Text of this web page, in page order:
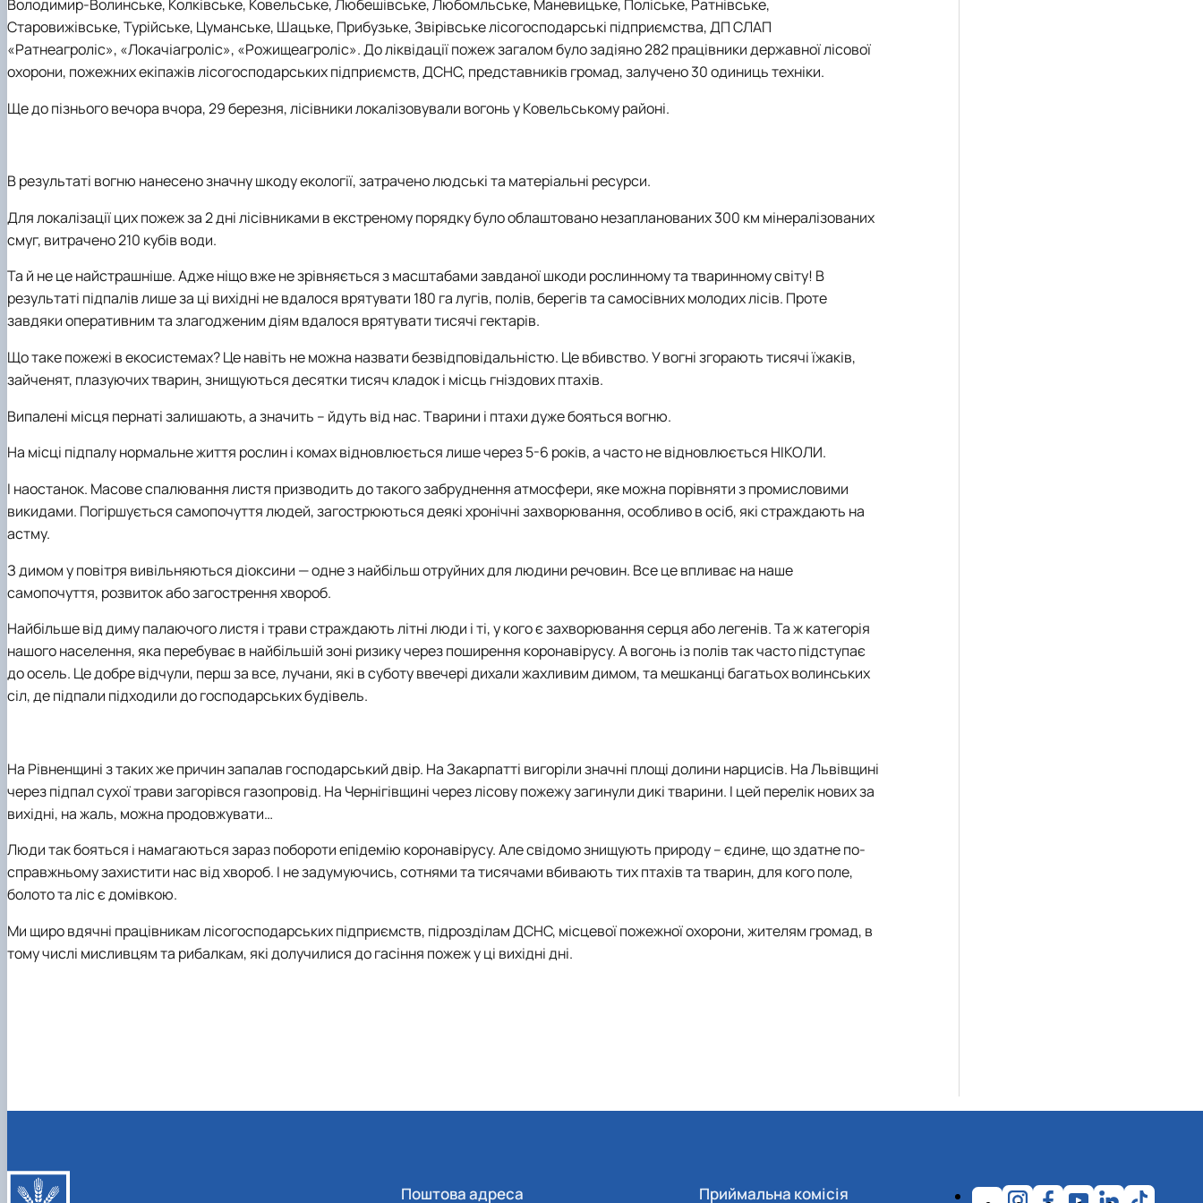
Володимир-Волинське, Колківське, Ковельське, Любешівське, Любомльське, Маневицьке, Поліське, Ратнівське,
Старовижівське, Турійське, Цуманське, Шацьке, Прибузьке, Звірівське лісогосподарські підприємства, ДП СЛАП
«Ратнеагроліс», «Локачіагроліс», «Рожищеагроліс». До ліквідації пожеж загалом було задіяно 282 працівники державної лісової
охорони, пожежних екіпажів лісогосподарських підприємств, ДСНС, представників громад, залучено 30 одиниць техніки.
Ще до пізнього вечора вчора, 29 березня, лісівники локалізовували вогонь у Ковельському районі.
В результаті вогню нанесено значну шкоду екології, затрачено людські та матеріальні ресурси.
Для локалізації цих пожеж за 2 дні лісівниками в екстреному порядку було облаштовано незапланованих 300 км мінералізованих
смуг, витрачено 210 кубів води.
Та й не це найстрашніше. Адже ніщо вже не зрівняється з масштабами завданої шкоди рослинному та тваринному світу! В
результаті підпалів лише за ці вихідні не вдалося врятувати 180 га лугів, полів, берегів та самосівних молодих лісів. Проте
завдяки оперативним та злагодженим діям вдалося врятувати тисячі гектарів.
Що таке пожежі в екосистемах? Це навіть не можна назвати безвідповідальністю. Це вбивство. У вогні згорають тисячі їжаків,
зайченят, плазуючих тварин, знищуються десятки тисяч кладок і місць гніздових птахів.
Випалені місця пернаті залишають, а значить – йдуть від нас. Тварини і птахи дуже бояться вогню.
На місці підпалу нормальне життя рослин і комах відновлюється лише через 5-6 років, а часто не відновлюється НІКОЛИ.
І наостанок. Масове спалювання листя призводить до такого забруднення атмосфери, яке можна порівняти з промисловими
викидами. Погіршується самопочуття людей, загострюються деякі хронічні захворювання, особливо в осіб, які страждають на
астму.
З димом у повітря вивільняються діоксини — одне з найбільш отруйних для людини речовин. Все це впливає на наше
самопочуття, розвиток або загострення хвороб.
Найбільше від диму палаючого листя і трави страждають літні люди і ті, у кого є захворювання серця або легенів. Та ж категорія
нашого населення, яка перебуває в найбільшій зоні ризику через поширення коронавірусу. А вогонь із полів так часто підступає
до осель. Це добре відчули, перш за все, лучани, які в суботу ввечері дихали жахливим димом, та мешканці багатьох волинських
сіл, де підпали підходили до господарських будівель.
На Рівненщині з таких же причин запалав господарський двір. На Закарпатті вигоріли значні площі долини нарцисів. На Львівщині
через підпал сухої трави загорівся газопровід. На Чернігівщині через лісову пожежу загинули дикі тварини. І цей перелік нових за
вихідні, на жаль, можна продовжувати…
Люди так бояться і намагаються зараз побороти епідемію коронавірусу. Але свідомо знищують природу – єдине, що здатне по-
справжньому захистити нас від хвороб. І не задумуючись, сотнями та тисячами вбивають тих птахів та тварин, для кого поле,
болото та ліс є домівкою.
Ми щиро вдячні працівникам лісогосподарських підприємств, підрозділам ДСНС, місцевої пожежної охорони, жителям громад, в
тому числі мисливцям та рибалкам, які долучилися до гасіння пожеж у ці вихідні дні.
Поштова адреса Приймальна комісія